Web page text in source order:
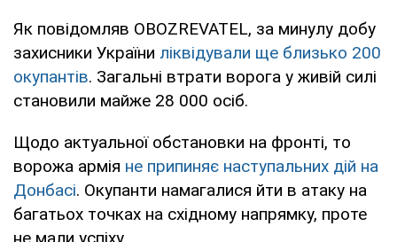
Як повідомляв OBOZREVATEL, за минулу добу
захисники України ліквідували ще близько 200
окупантів. Загальні втрати ворога у живій силі
становили майже 28 000 осіб.
Щодо актуальної обстановки на фронті, то
ворожа армія не припиняє наступальних дій на
Донбасі. Окупанти намагалися йти в атаку на
багатьох точках на східному напрямку, проте
не мали успіху.